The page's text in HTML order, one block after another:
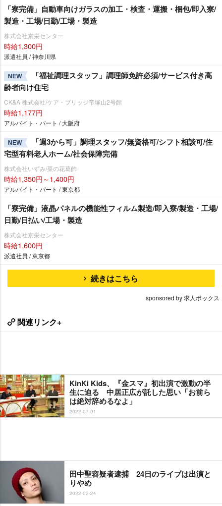
「寮完備」自動車向けガラスの加工・検査・運搬・梱包/即入寮/
製造・工場/日勤/工場・製造
株式会社京栄センター
時給1,300円
派遣社員 / 神奈川県
NEW
「福祉調理スタッフ」調理師免許必須/サービス付き高
齢者向け住宅
CK&A 株式会社/ケア・ブリッジ帝塚山2号館
時給1,177円
アルバイト・パート / 大阪府
NEW
「週3から可」調理スタッフ/無資格可/シフト相談可/住
宅型有料老人ホーム/社会保障完備
株式会社いずみ/菜の花葛飾
時給1,350円～1,400円
アルバイト・パート / 東京都
「寮完備」液晶パネルの機能性フィルム製造/即入寮/製造・工場/
日勤/日払い/工場・製造
株式会社京栄センター
時給1,600円
派遣社員 / 東京都
続きはこちら
sponsored by 求人ボックス
関連リンク+
KinKi Kids、『金スマ』初出演で激動の半
生に迫る 中居正広が託した思い「お前ら
は絶対辞めるなよ」
2022-07-01
田中聖容疑者逮捕 24日のライブは出演と
りやめ
2022-02-24